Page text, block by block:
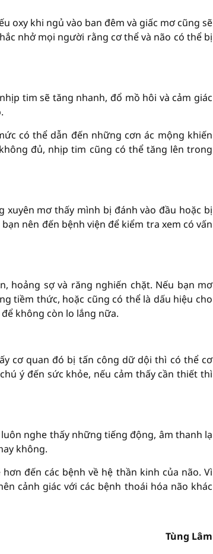
oxy khi ngủ vào ban đêm và giấc mơ cũng sẽ
nhở mọi người rằng cơ thể và não có thể bị
tim sẽ tăng nhanh, đổ mồ hôi và cảm giác
có thể dẫn đến những cơn ác mộng khiến
đủ, nhịp tim cũng có thể tăng lên trong
mơ thấy mình bị đánh vào đầu hoặc bị
nên đến bệnh viện để kiểm tra xem có vấn
hoảng sợ và răng nghiến chặt. Nếu bạn mơ
tiềm thức, hoặc cũng có thể là dấu hiệu cho
không còn lo lắng nữa.
cơ quan đó bị tấn công dữ dội thì có thể cơ
ý đến sức khỏe, nếu cảm thấy cần thiết thì
nghe thấy những tiếng động, âm thanh lạ
không.
đến các bệnh về hệ thần kinh của não. Vì
cảnh giác với các bệnh thoái hóa não khác
Tùng Lâm